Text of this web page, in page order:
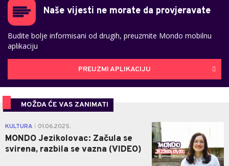
Naše vijesti ne morate da provjeravate
Budite bolje informisani od drugih, preuzmite Mondo mobilnu
aplikaciju
PREUZMI APLIKACIJU
MOŽDA ĆE VAS ZANIMATI
KULTURA 01.06.2025.
MONDO Jezikolovac: Začula se
svirena, razbila se vazna (VIDEO)